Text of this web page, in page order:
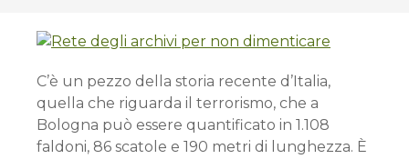
C’è un pezzo della storia recente d’Italia,
quella che riguarda il terrorismo, che a
Bologna può essere quantificato in 1.108
faldoni, 86 scatole e 190 metri di lunghezza. È